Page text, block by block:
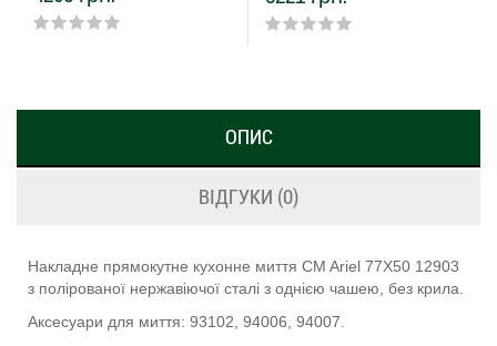
ОПИС
ВІДГУКИ (0)
Накладне прямокутне кухонне миття CM Ariel 77Х50 12903
з полірованої нержавіючої сталі з однією чашею, без крила.
Аксесуари для миття: 93102, 94006, 94007.